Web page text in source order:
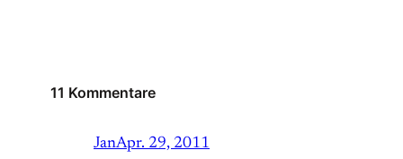
11 Kommentare
JanApr. 29, 2011